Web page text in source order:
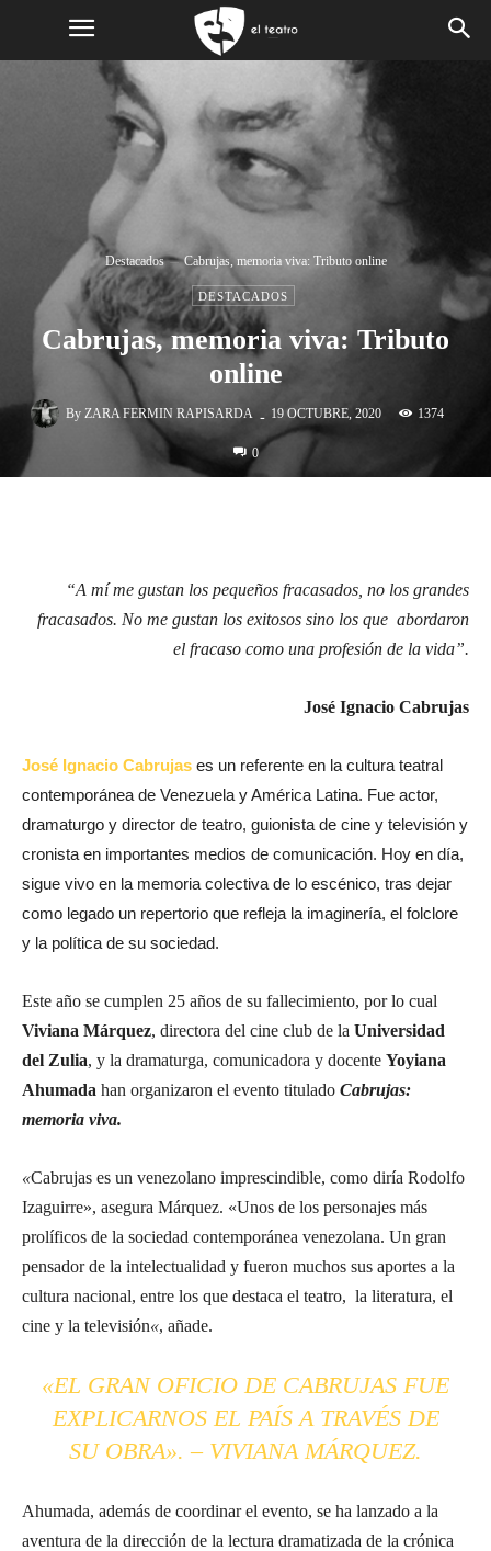
Destacados Cabrujas, memoria viva: Tributo online
DESTACADOS
Cabrujas, memoria viva: Tributo
online
By ZARA FERMIN RAPISARDA - 19 OCTUBRE, 2020 1374
0
“A mí me gustan los pequeños fracasados, no los grandes
fracasados. No me gustan los exitosos sino los que abordaron
el fracaso como una profesión de la vida”.
José Ignacio Cabrujas
José Ignacio Cabrujas es un referente en la cultura teatral
contemporánea de Venezuela y América Latina. Fue actor,
dramaturgo y director de teatro, guionista de cine y televisión y
cronista en importantes medios de comunicación. Hoy en día,
sigue vivo en la memoria colectiva de lo escénico, tras dejar
como legado un repertorio que refleja la imaginería, el folclore
y la política de su sociedad.
Este año se cumplen 25 años de su fallecimiento, por lo cual
Viviana Márquez, directora del cine club de la Universidad
del Zulia, y la dramaturga, comunicadora y docente Yoyiana
Ahumada han organizaron el evento titulado Cabrujas:
memoria viva.
«Cabrujas es un venezolano imprescindible, como diría Rodolfo
Izaguirre», asegura Márquez. «Unos de los personajes más
prolíficos de la sociedad contemporánea venezolana. Un gran
pensador de la intelectualidad y fueron muchos sus aportes a la
cultura nacional, entre los que destaca el teatro, la literatura, el
cine y la televisión«, añade.
«EL GRAN OFICIO DE CABRUJAS FUE
EXPLICARNOS EL PAÍS A TRAVÉS DE
SU OBRA». – VIVIANA MÁRQUEZ.
Ahumada, además de coordinar el evento, se ha lanzado a la
aventura de la dirección de la lectura dramatizada de la crónica